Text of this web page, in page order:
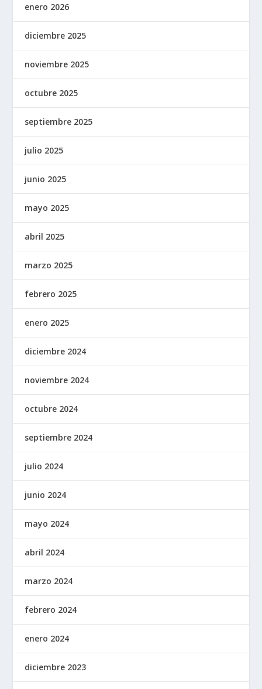
enero 2026
diciembre 2025
noviembre 2025
octubre 2025
septiembre 2025
julio 2025
junio 2025
mayo 2025
abril 2025
marzo 2025
febrero 2025
enero 2025
diciembre 2024
noviembre 2024
octubre 2024
septiembre 2024
julio 2024
junio 2024
mayo 2024
abril 2024
marzo 2024
febrero 2024
enero 2024
diciembre 2023